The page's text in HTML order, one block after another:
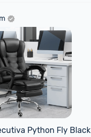
Python Fly Black